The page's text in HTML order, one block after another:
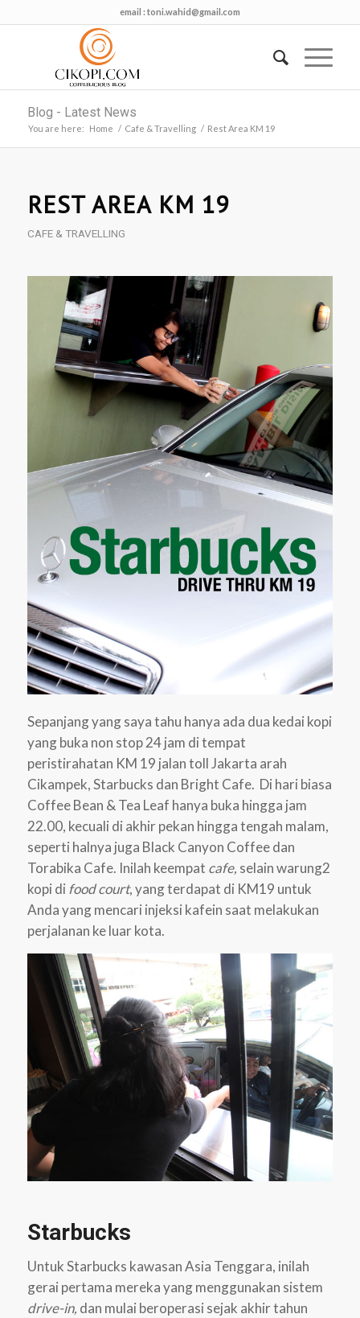
email : toni.wahid@gmail.com
Blog - Latest News
You are here: Home / Cafe & Travelling / Rest Area KM 19
REST AREA KM 19
CAFE & TRAVELLING
Sepanjang yang saya tahu hanya ada dua kedai kopi
yang buka non stop 24 jam di tempat
peristirahatan KM 19 jalan toll Jakarta arah
Cikampek, Starbucks dan Bright Cafe. Di hari biasa
Coffee Bean & Tea Leaf hanya buka hingga jam
22.00, kecuali di akhir pekan hingga tengah malam,
seperti halnya juga Black Canyon Coffee dan
Torabika Cafe. Inilah keempat cafe, selain warung2
kopi di food court, yang terdapat di KM19 untuk
Anda yang mencari injeksi kafein saat melakukan
perjalanan ke luar kota.
Starbucks
Untuk Starbucks kawasan Asia Tenggara, inilah
gerai pertama mereka yang menggunakan sistem
drive-in, dan mulai beroperasi sejak akhir tahun